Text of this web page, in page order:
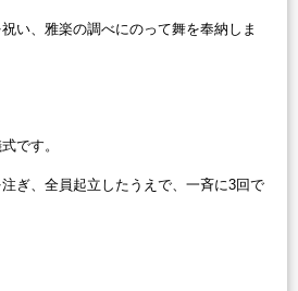
い、雅楽の調べにのって舞を奉納しま
です。
ぎ、全員起立したうえで、一斉に3回で